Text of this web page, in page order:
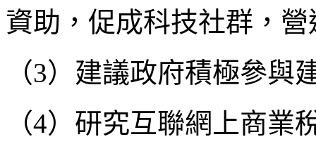
資助，促成科技社群，
（3）建議政府積極參與
（4）研究互聯網上商